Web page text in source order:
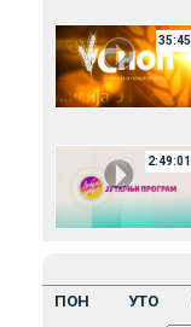
35:45
2:49:01
ПОН УТО